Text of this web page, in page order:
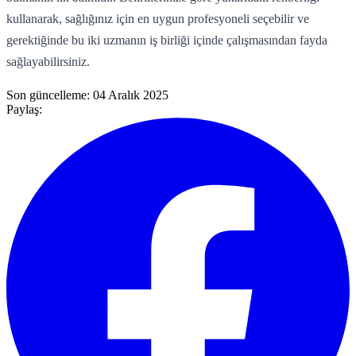
kullanarak, sağlığınız için en uygun profesyoneli seçebilir ve
gerektiğinde bu iki uzmanın iş birliği içinde çalışmasından fayda
sağlayabilirsiniz.
Son güncelleme: 04 Aralık 2025
Paylaş: